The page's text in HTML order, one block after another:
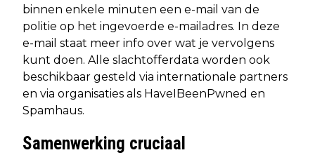
binnen enkele minuten een e-mail van de
politie op het ingevoerde e-mailadres. In deze
e-mail staat meer info over wat je vervolgens
kunt doen. Alle slachtofferdata worden ook
beschikbaar gesteld via internationale partners
en via organisaties als HaveIBeenPwned en
Spamhaus.
Samenwerking cruciaal